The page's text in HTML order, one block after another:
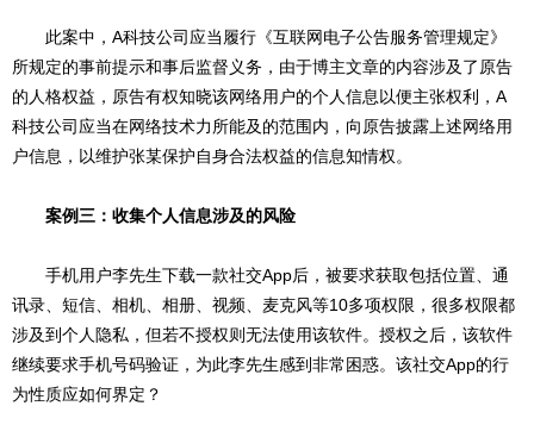
此案中，A科技公司应当履行《互联网电子公告服务管理规定》
所规定的事前提示和事后监督义务，由于博主文章的内容涉及了原告
的人格权益，原告有权知晓该网络用户的个人信息以便主张权利，A
科技公司应当在网络技术力所能及的范围内，向原告披露上述网络用
户信息，以维护张某保护自身合法权益的信息知情权。
案例三：收集个人信息涉及的风险
手机用户李先生下载一款社交App后，被要求获取包括位置、通
讯录、短信、相机、相册、视频、麦克风等10多项权限，很多权限都
涉及到个人隐私，但若不授权则无法使用该软件。授权之后，该软件
继续要求手机号码验证，为此李先生感到非常困惑。该社交App的行
为性质应如何界定？